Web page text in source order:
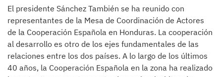
El presidente Sánchez También se ha reunido con
representantes de la Mesa de Coordinación de Actores
de la Cooperación Española en Honduras. La cooperación
al desarrollo es otro de los ejes fundamentales de las
relaciones entre los dos países. A lo largo de los últimos
40 años, la Cooperación Española en la zona ha realizado